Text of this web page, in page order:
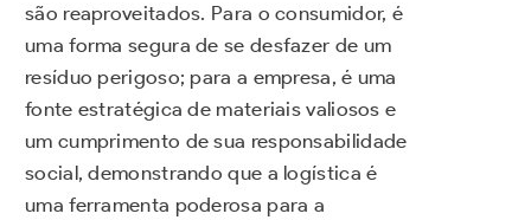
são reaproveitados. Para o consumidor, é
uma forma segura de se desfazer de um
resíduo perigoso; para a empresa, é uma
fonte estratégica de materiais valiosos e
um cumprimento de sua responsabilidade
social, demonstrando que a logística é
uma ferramenta poderosa para a